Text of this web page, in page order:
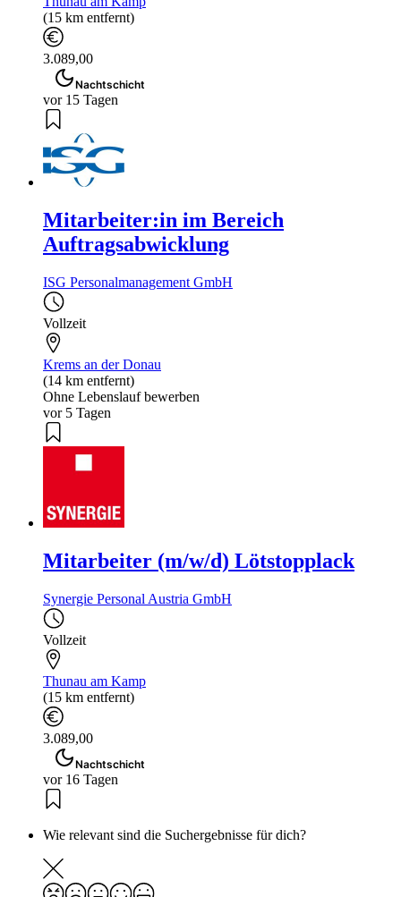
(15 km entfernt)
3.089,00
Nachtschicht
vor 15 Tagen
Mitarbeiter:in im Bereich
Auftragsabwicklung
ISG Personalmanagement GmbH
Vollzeit
Krems an der Donau
(14 km entfernt)
Ohne Lebenslauf bewerben
vor 5 Tagen
Mitarbeiter (m/w/d) Lötstopplack
Synergie Personal Austria GmbH
Vollzeit
Thunau am Kamp
(15 km entfernt)
3.089,00
Nachtschicht
vor 16 Tagen
Wie relevant sind die Suchergebnisse für dich?